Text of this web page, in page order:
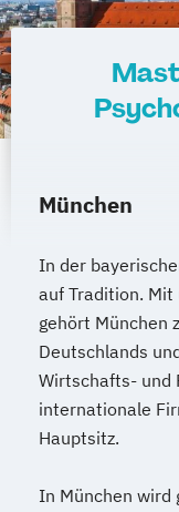
München
In der
auf Tradition. Mit
gehört München
Deutschlands
Wirtschafts- und
internationale
Hauptsitz.
In München wird